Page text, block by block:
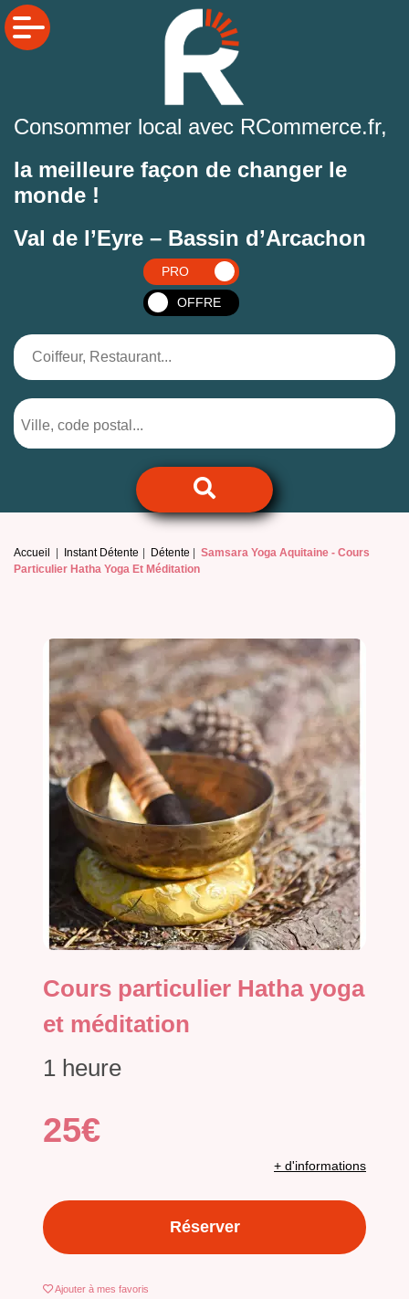
Consommer local avec RCommerce.fr,
la meilleure façon de changer le
monde !
Val de l’Eyre – Bassin d’Arcachon
PRO
OFFRE
Accueil Instant Détente Détente Samsara Yoga Aquitaine -Cours
Particulier Hatha Yoga Et Méditation
Cours particulier Hatha yoga
et méditation
1 heure
25€
+ d'informations
Réserver
Ajouter à mes favoris